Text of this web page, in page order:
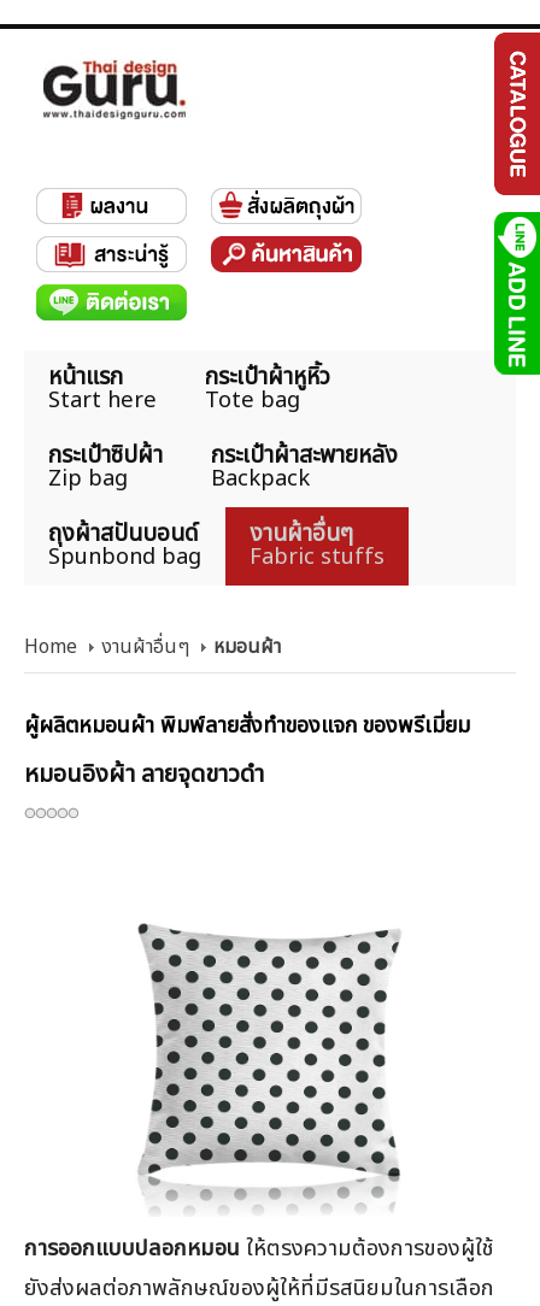
หน้าแรก
Start here
กระเป๋าผ้าหูหิ้ว
Tote bag
กระเป๋าซิปผ้า
Zip bag
กระเป๋าผ้าสะพายหลัง
Backpack
ถุงผ้าสปันบอนด์
Spunbond bag
งานผ้าอื่นๆ
Fabric stuffs
Home งานผ้าอื่นๆ หมอนผ้า
ผู้ผลิตหมอนผ้า พิมพ์ลายสั่งทำของแจก ของพรีเมี่ยม
หมอนอิงผ้า ลายจุดขาวดำ
การออกแบบปลอกหมอน ให้ตรงความต้องการของผู้ใช้
ยังส่งผลต่อภาพลักษณ์ของผู้ให้ที่มีรสนิยมในการเลือก